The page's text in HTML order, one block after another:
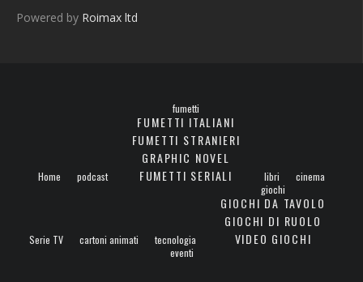
Powered by Roimax ltd
Home podcast
fumetti
FUMETTI ITALIANI
FUMETTI STRANIERI
GRAPHIC NOVEL
FUMETTI SERIALI
libri cinema
Serie TV cartoni animati tecnologia
giochi
GIOCHI DA TAVOLO
GIOCHI DI RUOLO
VIDEO GIOCHI
eventi